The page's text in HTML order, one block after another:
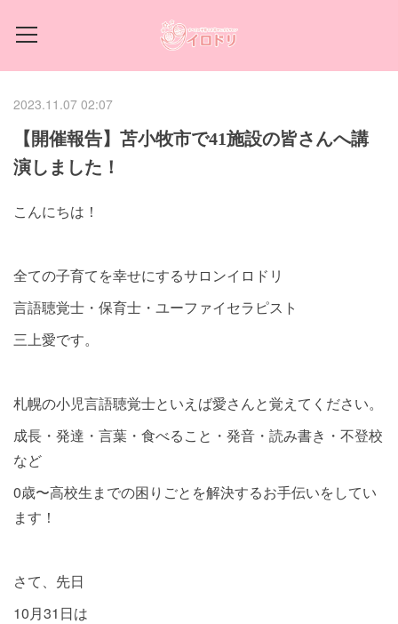
2023.11.07 02:07
【開催報告】苫小牧市で41施設の皆さんへ講
演しました！
こんにちは！
全ての子育てを幸せにするサロンイロドリ
言語聴覚士・保育士・ユーファイセラピスト
三上愛です。
札幌の小児言語聴覚士といえば愛さんと覚えてください。
成長・発達・言葉・食べること・発音・読み書き・不登校
など
0歳〜高校生までの困りごとを解決するお手伝いをしてい
ます！
さて、先日
10月31日は